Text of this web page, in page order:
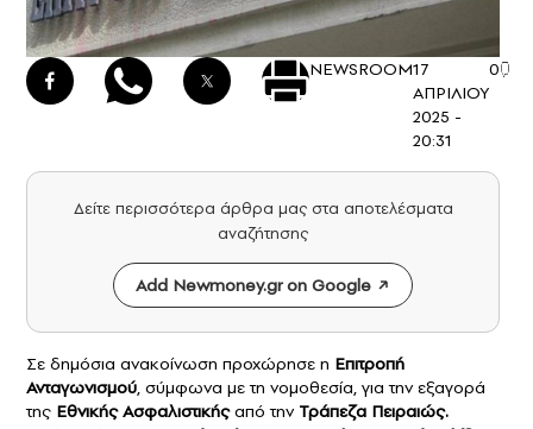
NEWSROOM17
ΑΠΡΙΛΙΟΥ
2025 -
20:31
0
Δείτε περισσότερα άρθρα μας στα αποτελέσματα
αναζήτησης
Add Newmoney.gr on Google
Σε δημόσια ανακοίνωση προχώρησε η Επιτροπή
Ανταγωνισμού, σύμφωνα με τη νομοθεσία, για την εξαγορά
της Εθνικής Ασφαλιστικήςαπό την Τράπεζα Πειραιώς.